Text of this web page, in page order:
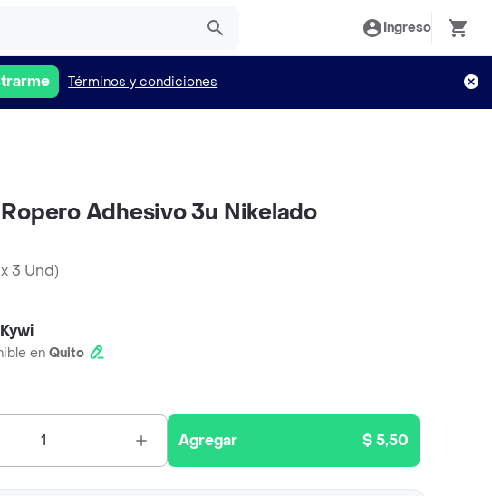
Ingreso
Términos y condiciones
Adhesivo 3u Nikelado
x 3 Und)
en Quito
1 Agregar $ 5,50